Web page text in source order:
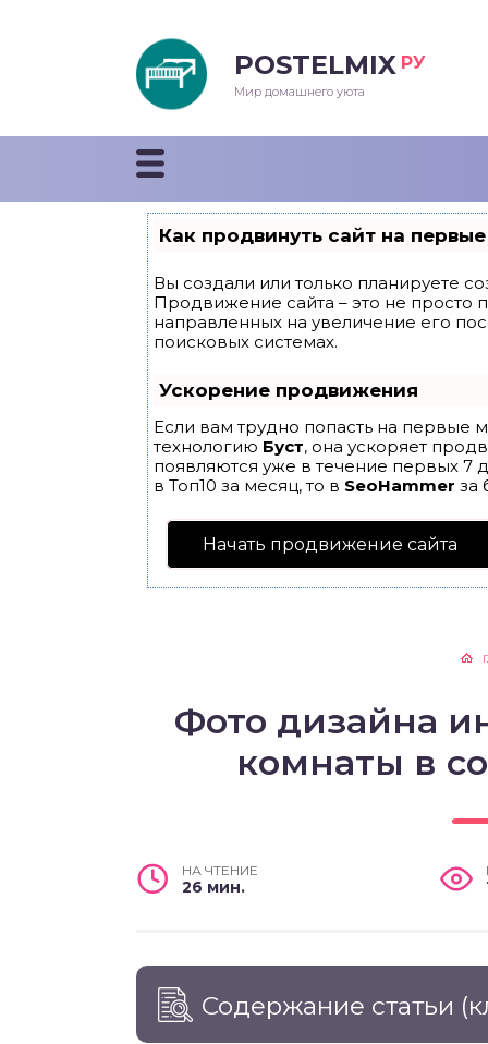
POSTELMIX РУ
Мир домашнего уюта
Как продвинуть сайт на
Вы создали или только планируете
Продвижение сайта – это не просто
направленных на увеличение его
поисковых системах.
Ускорение продвижения
Если вам трудно попасть на первые
технологию Буст, она ускоряет
появляются уже в течение первых 7
в Топ10 за месяц, то в SeoHammer за
Начать продвижение сайта
Фото дизайна
комнаты в
НА ЧТЕНИЕ
26 мин.
Содержание статьи